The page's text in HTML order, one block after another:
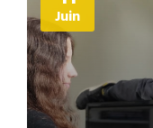
Juin